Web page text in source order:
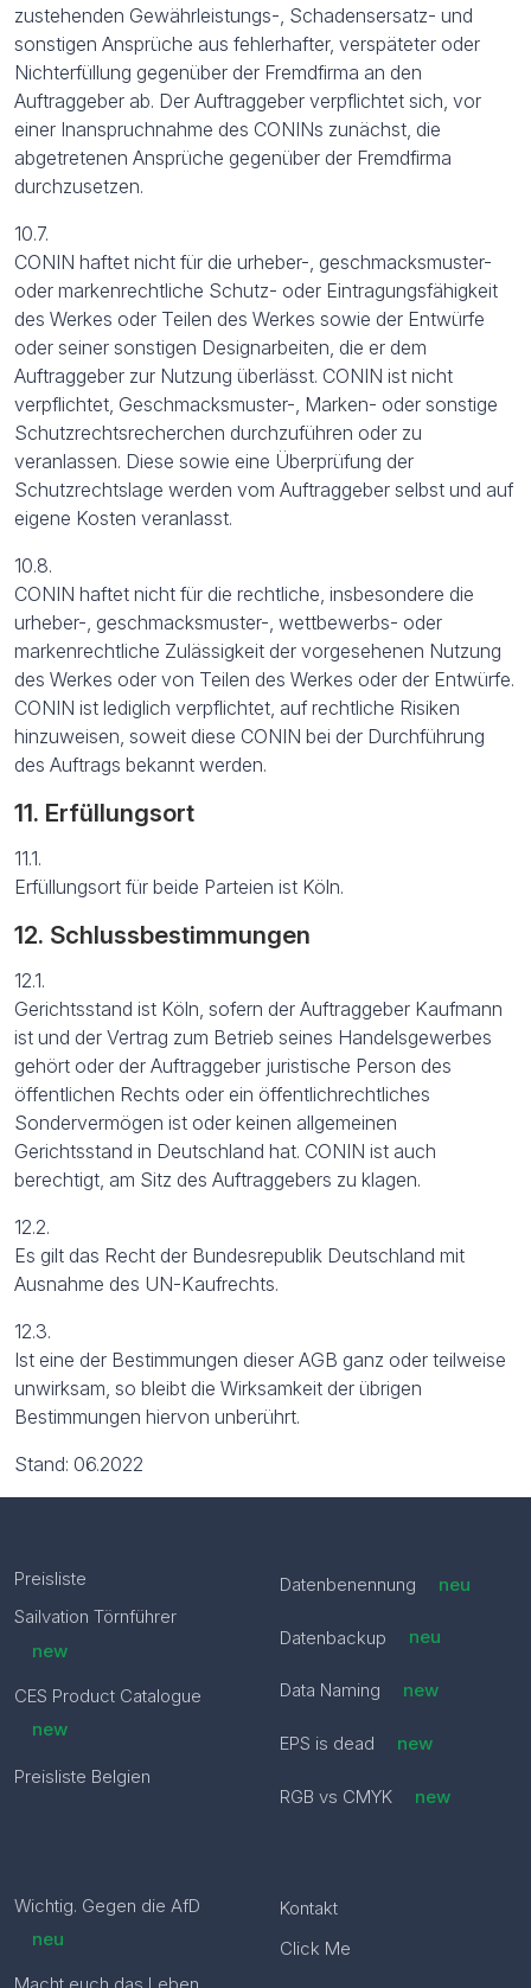
zustehenden Gewährleistungs-, Schadensersatz- und
sonstigen Ansprüche aus fehlerhafter, verspäteter oder
Nichterfüllung gegenüber der Fremdfirma an den
Auftraggeber ab. Der Auftraggeber verpflichtet sich, vor
einer Inanspruchnahme des CONINs zunächst, die
abgetretenen Ansprüche gegenüber der Fremdfirma
durchzusetzen.
10.7.
CONIN haftet nicht für die urheber-, geschmacksmuster-
oder markenrechtliche Schutz- oder Eintragungsfähigkeit
des Werkes oder Teilen des Werkes sowie der Entwürfe
oder seiner sonstigen Designarbeiten, die er dem
Auftraggeber zur Nutzung überlässt. CONIN ist nicht
verpflichtet, Geschmacksmuster-, Marken- oder sonstige
Schutzrechtsrecherchen durchzuführen oder zu
veranlassen. Diese sowie eine Überprüfung der
Schutzrechtslage werden vom Auftraggeber selbst und auf
eigene Kosten veranlasst.
10.8.
CONIN haftet nicht für die rechtliche, insbesondere die
urheber-, geschmacksmuster-, wettbewerbs- oder
markenrechtliche Zulässigkeit der vorgesehenen Nutzung
des Werkes oder von Teilen des Werkes oder der Entwürfe.
CONIN ist lediglich verpflichtet, auf rechtliche Risiken
hinzuweisen, soweit diese CONIN bei der Durchführung
des Auftrags bekannt werden.
11. Erfüllungsort
11.1.
Erfüllungsort für beide Parteien ist Köln.
12. Schlussbestimmungen
12.1.
Gerichtsstand ist Köln, sofern der Auftraggeber Kaufmann
ist und der Vertrag zum Betrieb seines Handelsgewerbes
gehört oder der Auftraggeber juristische Person des
öffentlichen Rechts oder ein öffentlichrechtliches
Sondervermögen ist oder keinen allgemeinen
Gerichtsstand in Deutschland hat. CONIN ist auch
berechtigt, am Sitz des Auftraggebers zu klagen.
12.2.
Es gilt das Recht der Bundesrepublik Deutschland mit
Ausnahme des UN-Kaufrechts.
12.3.
Ist eine der Bestimmungen dieser AGB ganz oder teilweise
unwirksam, so bleibt die Wirksamkeit der übrigen
Bestimmungen hiervon unberührt.
Stand: 06.2022
Preisliste
Sailvation Törnführer
new
CES Product Catalogue
new
Preisliste Belgien
Datenbenennung neu
Datenbackup neu
Data Naming new
EPS is dead new
RGB vs CMYK new
Wichtig. Gegen die AfD
neu
Kontakt
Click Me